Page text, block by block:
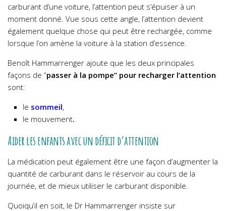
carburant d’une voiture, l’attention peut s’épuiser à un
moment donné. Vue sous cette angle, l’attention devient
également quelque chose qui peut être rechargée, comme
lorsque l’on amène la voiture à la station d’essence.
Benoît Hammarrenger ajoute que les deux principales
façons de “passer à la pompe” pour recharger l’attention
sont:
le sommeil,
le mouvement.
Aider les enfants avec un déficit d’attention
La médication peut également être une façon d’augmenter la
quantité de carburant dans le réservoir au cours de la
journée, et de mieux utiliser le carburant disponible.
Quoiqu’il en soit, le Dr Hammarrenger insiste sur